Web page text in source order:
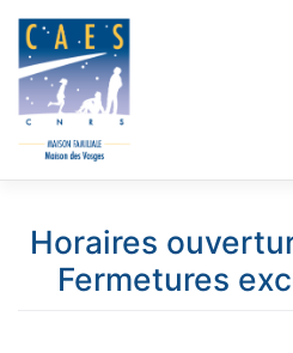
content
Horaires
Fermetures